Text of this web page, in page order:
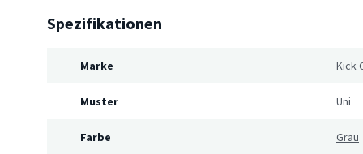
Spezifikationen
Marke Kick
Muster Uni
Farbe Grau